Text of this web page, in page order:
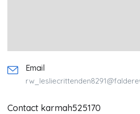
Email
Contact karmah525170